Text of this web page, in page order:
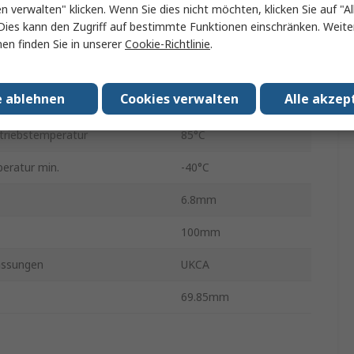
Baugröße 2,5 Zoll
Ja
SATA III 6 Gb/S
85°C
min. -40°C
6.8mm
100mm
UKCA
69.85mm
verwalten" klicken. Wenn Sie dies nicht möchten, klicken Sie auf
kann den Zugriff auf bestimmte Funktionen einschränken.
finden Sie in unsererCookie-Richtlinie.
Alle
Cookies verwalten
ablehnen